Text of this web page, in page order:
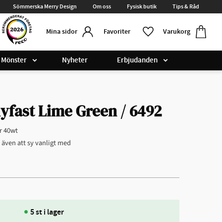
Sömmerska Merry Design Om oss Fysisk butik Tips & Råd
Mina sidor Favoriter Varukorg
Favoriter
Mönster Nyheter Erbjudanden
Lime Green / 6492
40wt
att sy vanligt med
5 st i lager